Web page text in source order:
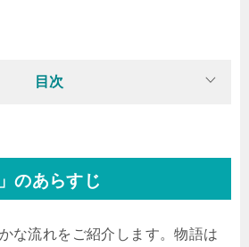
目次
のあらすじ
な流れをご紹介します。物語は